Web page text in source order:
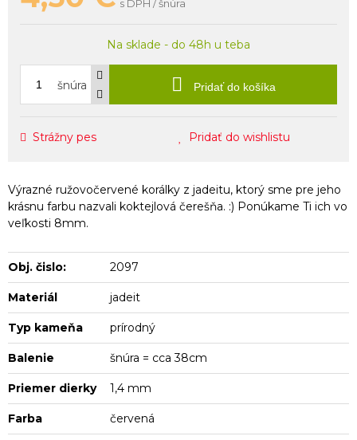
s DPH / šnúra
Na sklade - do 48h u teba
šnúra Pridať do košíka
Strážny pes Pridať do wishlistu
Výrazné ružovočervené korálky z jadeitu, ktorý sme pre jeho
krásnu farbu nazvali koktejlová čerešňa. :) Ponúkame Ti ich vo
veľkosti 8mm.
Obj. čislo: 2097
Materiál jadeit
Typ kameňa prírodný
Balenie šnúra = cca 38cm
Priemer dierky 1,4 mm
Farba červená